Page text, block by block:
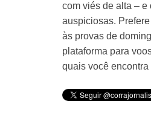
com viés de alta –
auspiciosas.
às provas de
plataforma para
quais você